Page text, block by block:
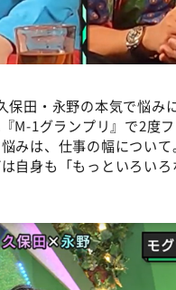
保田・永野の本気で悩み
M-1グランプリ』で2度
みは、仕事の幅につい
自身も「もっといろい